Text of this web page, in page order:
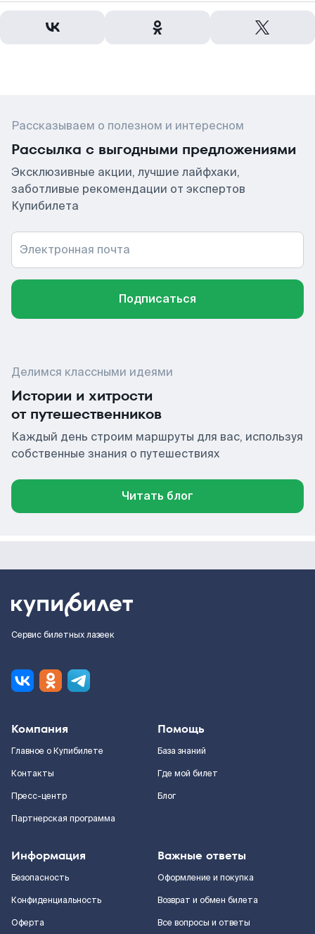
Рассказываем о полезном и интересном
Рассылка с выгодными предложениями
Эксклюзивные акции, лучшие лайфхаки,
заботливые рекомендации от экспертов
Купибилета
Электронная почта
Подписаться
Делимся классными идеями
Истории и хитрости
от путешественников
Каждый день строим маршруты для вас, используя
собственные знания о путешествиях
Читать блог
Сервис билетных лазеек
Компания
Главное о Купибилете
Контакты
Пресс-центр
Партнерская программа
Помощь
База знаний
Где мой билет
Блог
Информация
Безопасность
Конфиденциальность
Оферта
Важные ответы
Оформление и покупка
Возврат и обмен билета
Все вопросы и ответы